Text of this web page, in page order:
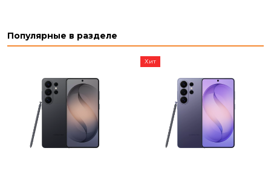
Популярные в разделе
Хит